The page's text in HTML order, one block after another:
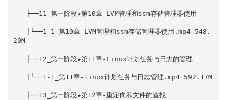
├──11_第一阶段★第10章-LVM管理和ssm存储管理器使用
|└──1-1_第10章-LVM管理和ssm存储管理器使用.mp4 548.
20M
├──12_第一阶段★第11章-Linux计划任务与日志的管理
|└──1-1_第11章-linux计划任务与日志管理.mp4 592.17M
├──13_第一阶段★第12章-重定向和文件的查找